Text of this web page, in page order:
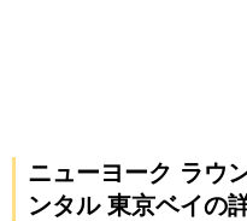
ニューヨーク ラウ
ンタル 東京ベイの